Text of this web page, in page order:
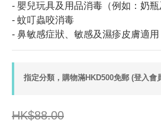
- 嬰兒玩具及用品消毒（例如：奶瓶
- 蚊叮蟲咬消毒
- 鼻敏感症狀、敏感及濕疹皮膚適用
指定分類，購物滿HKD500免郵 (登入會
HK$88.00